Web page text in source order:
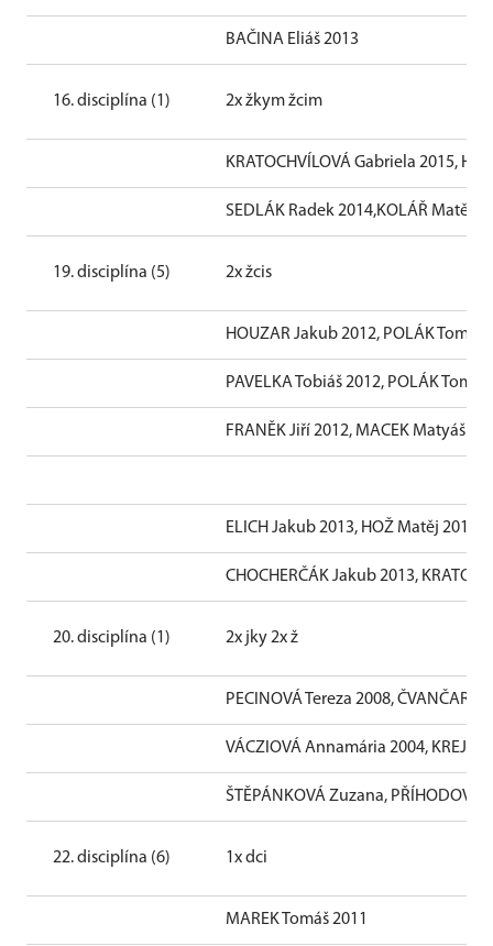
BAČINA Eliáš 2013
16. disciplína (1) 2x žkym žcim
KRATOCHVÍLOVÁ Gabriela 2015,
SEDLÁK Radek 2014,KOLÁŘ Matěj
19. disciplína (5) 2x žcis
HOUZAR Jakub 2012, POLÁK Tomáš
PAVELKA Tobiáš 2012, POLÁK
FRANĚK Jiří 2012, MACEK Matyáš
ELICH Jakub 2013, HOŽ Matěj 2013
CHOCHERČÁK Jakub 2013,
20. disciplína (1) 2x jky 2x ž
PECINOVÁ Tereza 2008,
VÁCZIOVÁ Annamária 2004,
ŠTĚPÁNKOVÁ Zuzana, PŘÍHODOVÁ
22. disciplína (6) 1x dci
MAREK Tomáš 2011